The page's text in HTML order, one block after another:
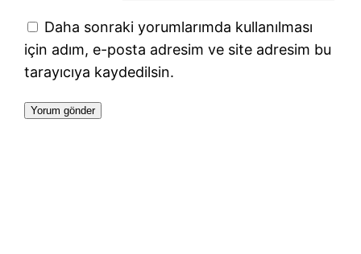
Daha sonraki yorumlarımda kullanılması
için adım, e-posta adresim ve site adresim bu
tarayıcıya kaydedilsin.